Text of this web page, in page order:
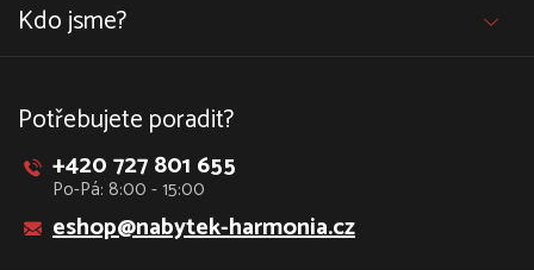
Kdo jsme?
Potřebujete poradit?
+420 727 801 655
Po-Pá: 8:00 - 15:00
eshop@nabytek-harmonia.cz